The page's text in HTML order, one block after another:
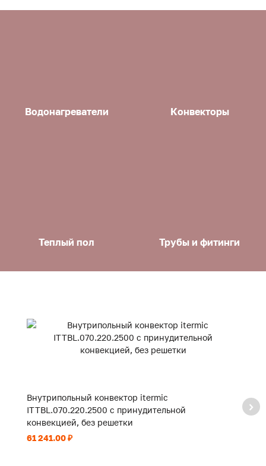
Водонагреватели Конвекторы
Теплый пол Трубы и фитинги
Внутрипольный конвектор itermic
ITTBL.070.220.2500 с принудительной
конвекцией, без решетки
61 241.00 ₽